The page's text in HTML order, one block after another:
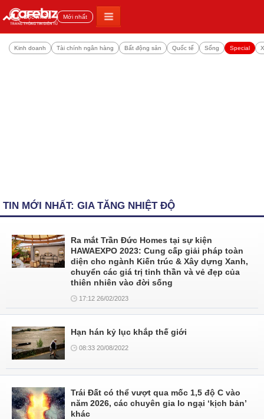
Đọc nhiều Mới nhất
Kinh doanh Tài chính ngân hàng Bất động sản Quốc tế Sống Special
TIN MỚI NHẤT: GIA TĂNG NHIỆT ĐỘ
Ra mắt Trần Đức Homes tại sự kiện
HAWAEXPO 2023: Cung cấp giải pháp toàn
diện cho ngành Kiến trúc & Xây dựng Xanh,
chuyển các giá trị tinh thần và vẻ đẹp của
thiên nhiên vào đời sống
17:12 26/02/2023
Hạn hán kỷ lục khắp thế giới
08:33 20/08/2022
Trái Đất có thể vượt qua mốc 1,5 độ C vào
năm 2026, các chuyên gia lo ngại ‘kịch bản’
khác